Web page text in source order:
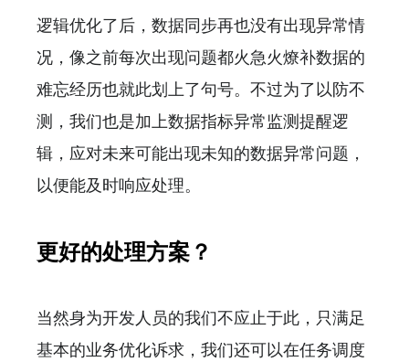
逻辑优化了后，数据同步再也没有出现异常情
况，像之前每次出现问题都火急火燎补数据的
难忘经历也就此划上了句号。不过为了以防不
测，我们也是加上数据指标异常监测提醒逻
辑，应对未来可能出现未知的数据异常问题，
以便能及时响应处理。
更好的处理方案？
当然身为开发人员的我们不应止于此，只满足
基本的业务优化诉求，我们还可以在任务调度